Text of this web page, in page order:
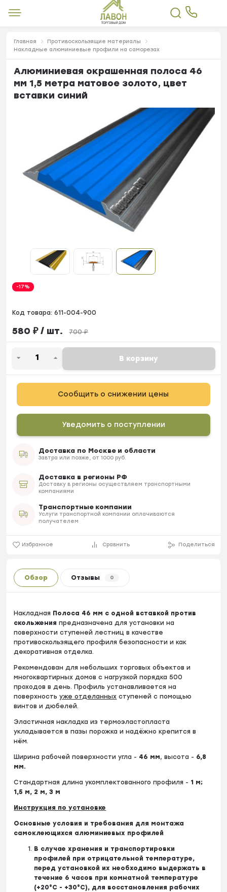
Главная
Противоскользящие материалы
Накладные алюминиевые профили на саморезах
Алюминиевая окрашенная полоса 46
мм 1,5 метра матовое золото, цвет
вставки синий
-17%
Код товара: 611-004-900
580 ₽/ шт. 700₽
В корзину
Сообщить о снижении цены
Уведомить о поступлении
Доставка по Москве и области
Завтра или позже, от 1000 руб.
Доставка в регионы РФ
Доставку в регионы осуществляем транспортными
компаниями
Транспортные компании
Услуги транспортной компании оплачиваются
получателем
Избранное Сравнить Поделиться
Обзор Отзывы 0
Накладная Полоса 46 мм с одной вставкой против
скольжения предназначена для установки на
поверхности ступеней лестниц в качестве
противоскользящего профиля безопасности и как
декоративная отделка.
Рекомендован для небольших торговых объектов и
многоквартирных домов с нагрузкой порядка 500
проходов в день. Профиль устанавливается на
поверхностьуже отделанных ступеней с помощью
винтов и дюбелей.
Эластичная накладка из термоэластопласта
укладывается в пазы порожка и надёжно крепится в
нём.
Ширина рабочей поверхности угла - 46 мм, высота - 6,8
мм.
Стандартная длина укомплектованного профиля - 1 м;
1,5 м, 2 м, 3 м
Инструкция по установке
Основные условия и требования для монтажа
самоклеющихся алюминиевых профилей
В случае хранения и транспортировки
профилей при отрицательной температуре,
перед установкой их необходимо выдержать в
течение 6 часов при комнатной температуре
(+20°C - +30°С), для восстановления рабочих